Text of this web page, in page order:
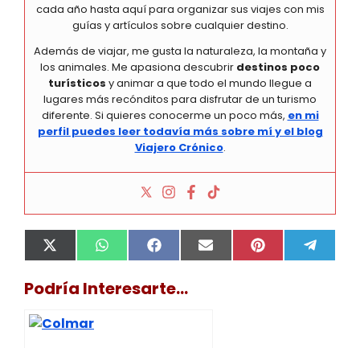
cada año hasta aquí para organizar sus viajes con mis
guías y artículos sobre cualquier destino.
Además de viajar, me gusta la naturaleza, la montaña y
los animales. Me apasiona descubrir destinos poco
turísticos y animar a que todo el mundo llegue a
lugares más recónditos para disfrutar de un turismo
diferente. Si quieres conocerme un poco más, en mi
perfil puedes leer todavía más sobre mí y el blog
Viajero Crónico.
Compartir
en
X
(
w
t
t
Compartir
en
W
h
t
Compartir
en
F
a
e
Compartir
en
E
m
Compartir
en
P
i en
e
Podría Interesarte...